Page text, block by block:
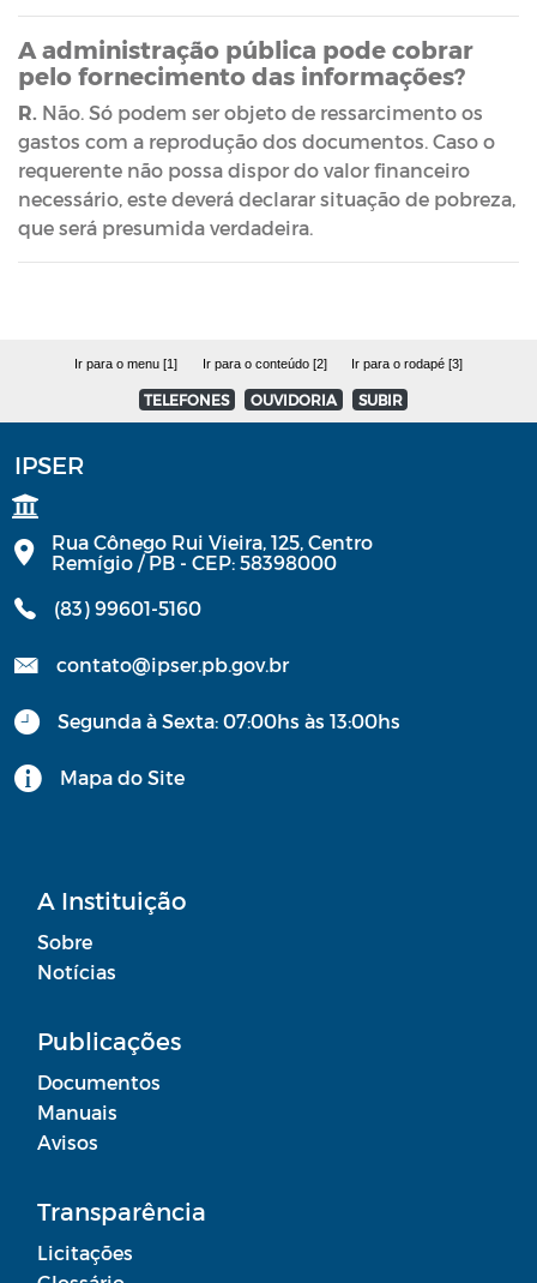
A administração pública pode cobrar
pelo fornecimento das informações?
R. Não. Só podem ser objeto de ressarcimento os
gastos com a reprodução dos documentos. Caso o
requerente não possa dispor do valor financeiro
necessário, este deverá declarar situação de pobreza,
que será presumida verdadeira.
Ir para o menu [1] Ir para o conteúdo [2] Ir para o rodapé [3]
TELEFONES OUVIDORIA SUBIR
IPSER
Rua Cônego Rui Vieira, 125, Centro
Remígio / PB - CEP: 58398000
(83) 99601-5160
contato@ipser.pb.gov.br
Segunda à Sexta: 07:00hs às 13:00hs
Mapa do Site
A Instituição
Sobre
Notícias
Publicações
Documentos
Manuais
Avisos
Transparência
Licitações